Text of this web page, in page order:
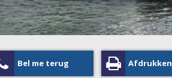
Bel me terug Afdrukken